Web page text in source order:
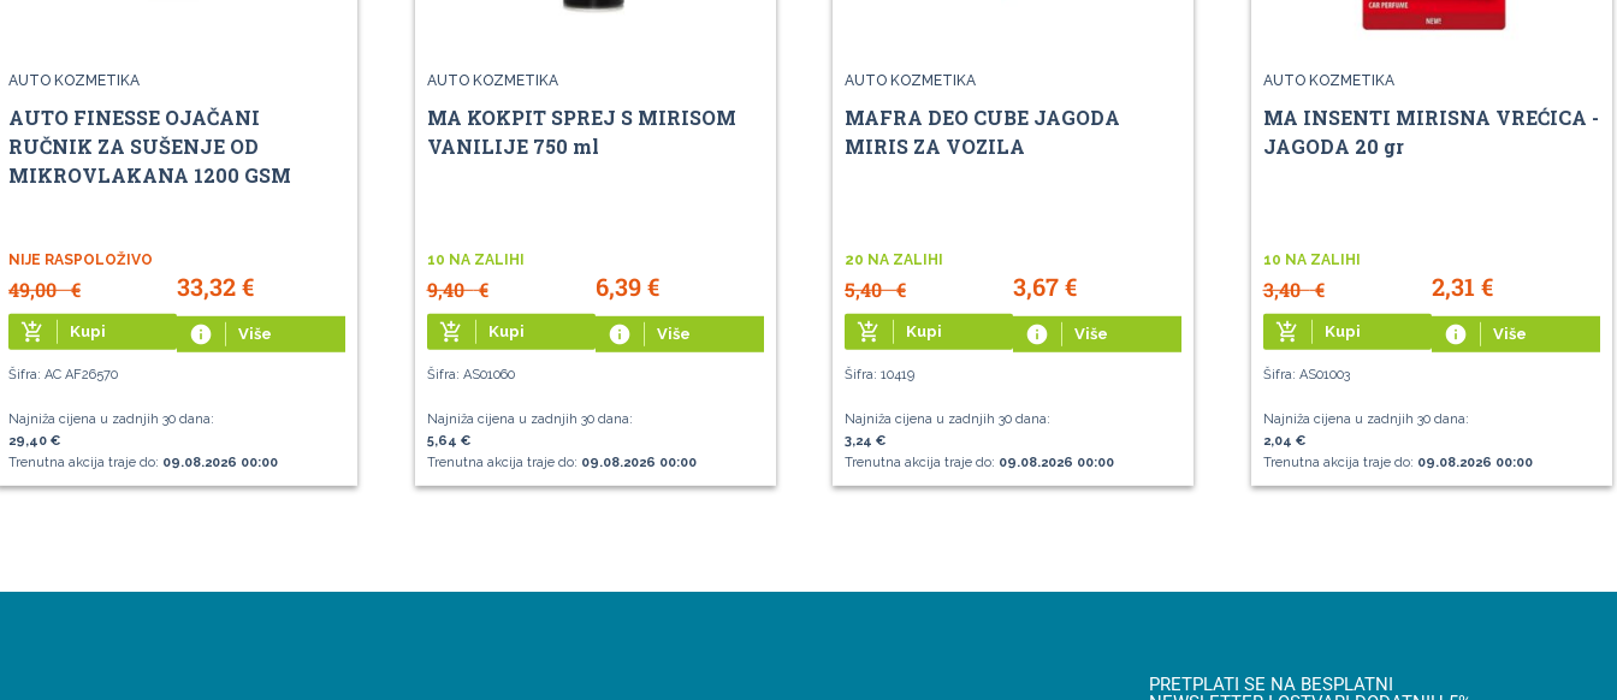
AUTO KOZMETIKA
AUTO FINESSE OJAČANI
RUČNIK ZA SUŠENJE OD
MIKROVLAKANA 1200 GSM
NIJE RASPOLOŽIVO
49,00€ 33,32€
add_shopping_cart Kupi info Više
Šifra: AC AF26570
Najniža cijena u zadnjih 30 dana:
29,40 €
Trenutna akcija traje do: 09.08.2026 00:00
AUTO KOZMETIKA
MA KOKPIT SPREJ S MIRISOM
VANILIJE 750 ml
10 NA ZALIHI
9,40€ 6,39€
add_shopping_cart Kupi info Više
Šifra: AS01060
Najniža cijena u zadnjih 30 dana:
5,64 €
Trenutna akcija traje do: 09.08.2026 00:00
AUTO KOZMETIKA
MAFRA DEO CUBE JAGODA
MIRIS ZA VOZILA
20 NA ZALIHI
5,40€ 3,67€
add_shopping_cart Kupi info Više
Šifra: 10419
Najniža cijena u zadnjih 30 dana:
3,24 €
Trenutna akcija traje do: 09.08.2026 00:00
AUTO KOZMETIKA
MA INSENTI MIRISNA VREĆICA -
JAGODA 20 gr
10 NA ZALIHI
3,40€ 2,31 €
add_shopping_cart Kupi info Više
Šifra: AS01003
Najniža cijena u zadnjih 30 dana:
2,04 €
Trenutna akcija traje do: 09.08.2026 00:00
PRETPLATI SE NA BESPLATNI